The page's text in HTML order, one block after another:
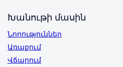
Խանութի մասին
Նորություններ
Առաքում
Վճարում